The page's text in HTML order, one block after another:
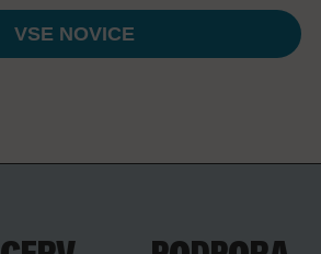
VSE NOVICE